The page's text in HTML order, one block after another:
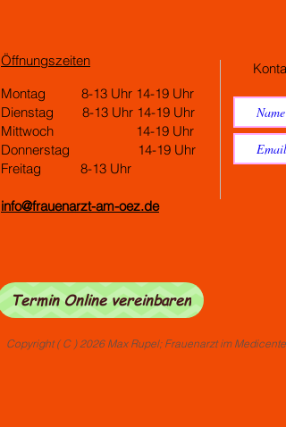
Öffnungszeiten
Montag 8-13 Uhr 14-19 Uhr
Dienstag 8-13 Uhr 14-19 Uhr
Mittwoch 14-19 Uhr
Donnerstag 14-19 Uhr
Freitag 8-13 Uhr
info@frauenarzt-am-oez.de
Termin Online vereinbaren
Copyright ( C ) 2026 Max Rupel; Frauenarzt im
E-